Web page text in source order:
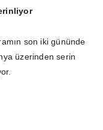
son iki gününde
üzerinden serin